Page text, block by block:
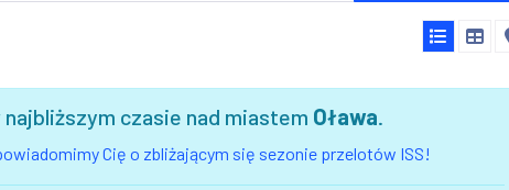
czasie nad miastem Oława.
Cię o zbliżającym się sezonie przelotów ISS!